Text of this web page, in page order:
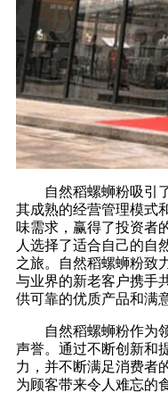
自然稻螺蛳粉吸引了
其成熟的经营管理模式
味需求，赢得了投资者
人选择了适合自己的自
之旅。自然稻螺蛳粉致
与业界的新老客户携手
供可靠的优质产品和满
自然稻螺蛳粉作为领
声誉。通过不断创新和
力，并不断满足消费者
为顾客带来令人难忘的